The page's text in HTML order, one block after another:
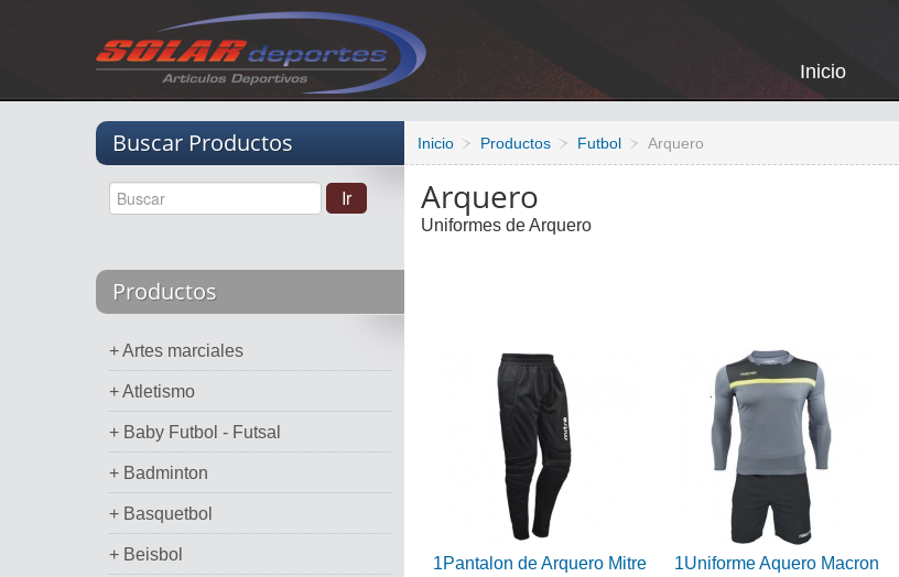
Inicio
Buscar Productos
Productos
+ Artes marciales
+ Atletismo
+ Baby Futbol - Futsal
+ Badminton
+ Basquetbol
+ Beisbol
Inicio Productos Futbol Arquero
Arquero
Uniformes de Arquero
1Pantalon de Arquero Mitre
1Uniforme Aquero Macron